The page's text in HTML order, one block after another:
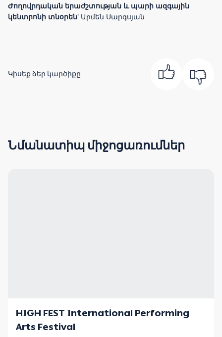
Ժողովրդական երաժշտության և պարի ազգային
կենտրոնի տնօրեն՝ Արմեն Սարգսյան
Կիսեք ձեր կարծիքը
Նմանատիպ միջոցառումներ
HIGH FEST International Performing
Arts Festival